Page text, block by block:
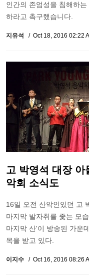
인간의 존엄성을 침해하
하라고 촉구했습니다.
지유석 Oct 18, 2016 02:22
고 박영석 대장
악회 소식도
16일 오전 산악인있던 고
마지막 발자취를 좇는 모
마지막 산'이 방송된 가운
목을 받고 있다.
이지수 Oct 16, 2016 08:26